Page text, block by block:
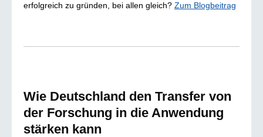
erfolgreich zu gründen, bei allen gleich? Zum Blogbeitrag
Wie Deutschland den Transfer von
der Forschung in die Anwendung
stärken kann